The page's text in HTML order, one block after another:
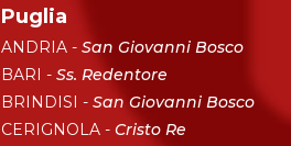
Puglia
ANDRIA - San Giovanni Bosco
BARI - Ss. Redentore
BRINDISI - San Giovanni Bosco
CERIGNOLA - Cristo Re